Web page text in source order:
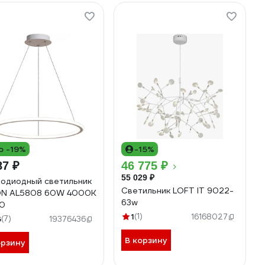
-19%
₽
светильник
AL5808 60W 4000K
(7) 19376436
-15%
46 775 ₽
55 029 ₽
Светильник LOFT IT 9022-
63w
1(1) 16168027
В корзину